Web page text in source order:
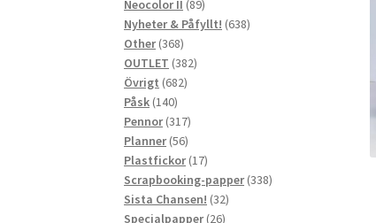
produkter
Neocolor II 8989
produkter
Nyheter & Påfyllt! 638638
Other 368368
produkter
OUTLET 382382
Övrigt 682682
Påsk 140140
produkter
Pennor 317317
produkter
Planner 5656
produkter
Plastfickor 1717
produkter
Scrapbooking-papper 338338
Sista Chansen! 3232
Specialpapper 2626